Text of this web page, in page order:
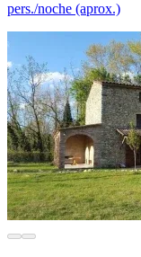
pers./noche (aprox.)